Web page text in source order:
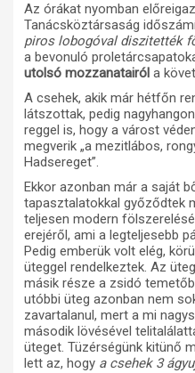
Az órákat nyomban
Tanácsköztársaság
piros lobogóval diszitették
a bevonuló
utolsó mozzanatairól a
A csehek, akik már hétfőn
látszottak, pedig
reggel is, hogy a várost
megverik „a mezitlábos,
Hadsereget”.
Ekkor azonban már a saját
tapasztalatokkal győződtek
teljesen modern
erejéről, ami a legteljesebb
Pedig emberük volt elég,
üteggel rendelkeztek. Az
másik része a zsidó
utóbbi üteg azonban nem
zavartalanul, mert a mi
második lövésével
üteget. Tüzérségünk kitünő
lett az, hogy a csehek 3